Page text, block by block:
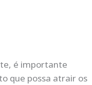
é importante
que possa atrair os